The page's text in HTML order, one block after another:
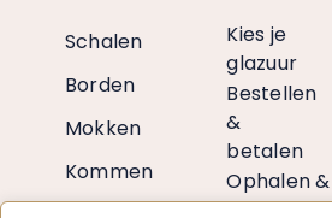
Schalen
Borden
Mokken
Kommen
Kies je
glazuur
Bestellen
&
betalen
Ophalen &
verzenden